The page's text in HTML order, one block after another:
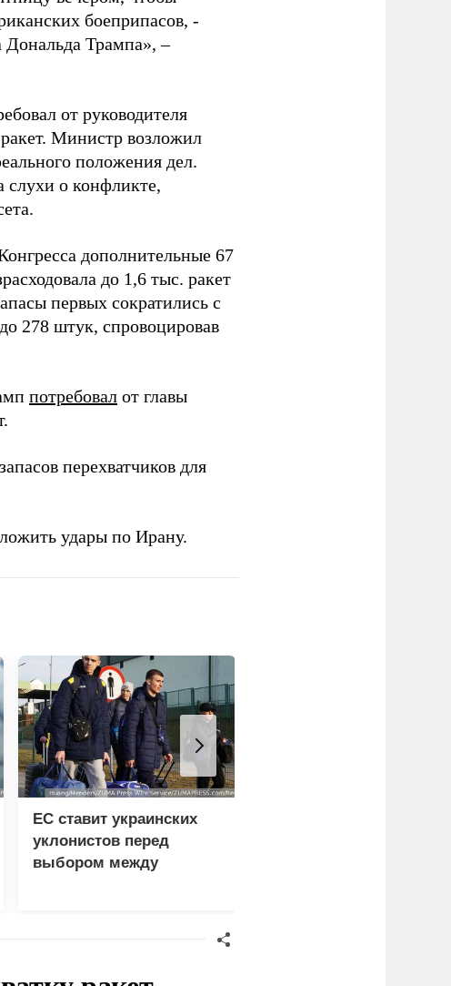
боеприпасов, -
Дональда Трампа», –
от руководителя
Министр возложил
положения дел.
слухи о конфликте,
дополнительные 67
до 1,6 тыс. ракет
первых сократились с
278 штук, спровоцировав
потребовал от главы
перехватчиков для
удары по Ирану.
ЕС ставит украинских
уклонистов перед
выбором между